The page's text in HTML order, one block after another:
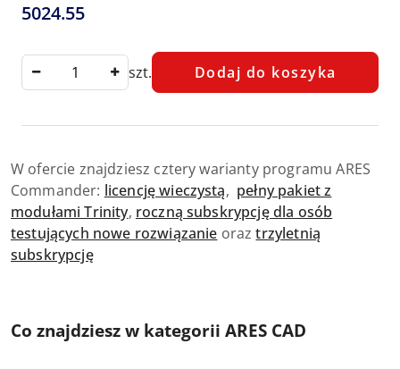
Cena:
5024.55
szt. Dodaj do koszyka
W ofercie znajdziesz cztery warianty programu ARES
Commander: licencję wieczystą, pełny pakiet z
modułami Trinity, roczną subskrypcję dla osób
testujących nowe rozwiązanie oraztrzyletnią
subskrypcję
Co znajdziesz w kategorii ARES CAD